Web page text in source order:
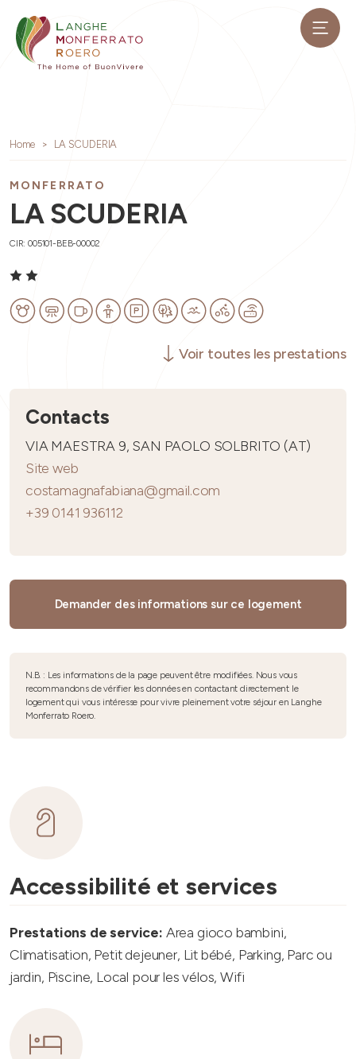
Home LA SCUDERIA
MONFERRATO
LA SCUDERIA
CIR: 005101-BEB-00002
Voir toutes les prestations
Contacts
VIA MAESTRA 9, SAN PAOLO SOLBRITO (AT)
Site web
costamagnafabiana@gmail.com
+39 0141 936112
Demander des informations sur ce logement
N.B. : Les informations de la page peuvent être modifiées. Nous vous
recommandons de vérifier les données en contactant directement le
logement qui vous intéresse pour vivre pleinement votre séjour en Langhe
Monferrato Roero.
Accessibilité et services
Prestations de service: Area gioco bambini,
Climatisation, Petit dejeuner, Lit bébé, Parking, Parc ou
jardin, Piscine, Local pour les vélos, Wifi